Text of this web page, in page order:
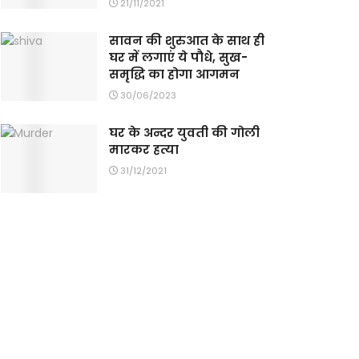
21/11/2021
सावन की शुरुआत के साथ ही
घर में लगाएं ये पौधे, सुख-
समृद्धि का होगा आगमन
30/06/2023
घर के अन्दर युवती की गोली
मारकर हत्या
31/12/2021